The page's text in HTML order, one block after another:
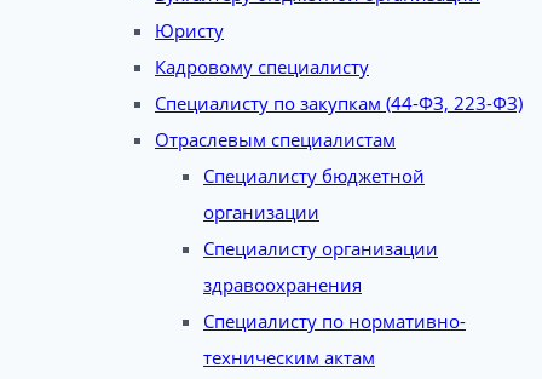
Юристу
Кадровому специалисту
Специалисту по закупкам (44-ФЗ, 223-ФЗ)
Отраслевым специалистам
Специалисту бюджетной
организации
Специалисту организации
здравоохранения
Специалисту по нормативно-
техническим актам